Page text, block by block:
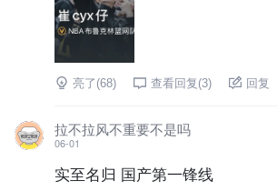
亮了(68) 查看回复(3) 回复
拉不拉风不重要不是吗
06-01
实至名归 国产第一锋线